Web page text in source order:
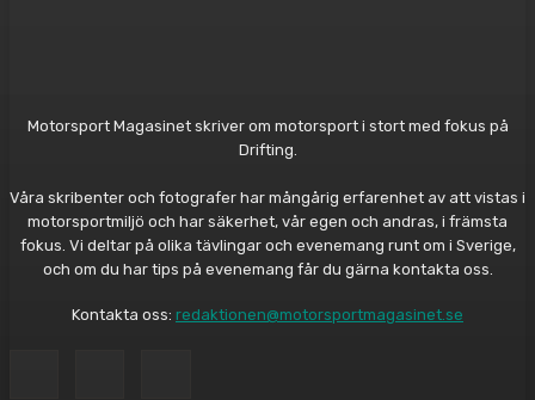
Motorsport Magasinet skriver om motorsport i stort med fokus på
Drifting.
Våra skribenter och fotografer har mångårig erfarenhet av att vistas i
motorsportmiljö och har säkerhet, vår egen och andras, i främsta
fokus. Vi deltar på olika tävlingar och evenemang runt om i Sverige,
och om du har tips på evenemang får du gärna kontakta oss.
Kontakta oss: redaktionen@motorsportmagasinet.se